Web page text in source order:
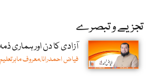
تجزیے و تبصرے
آزادی کا دن اور ہماری
فیاض احمدرانا،معروف ماہرتعلیم